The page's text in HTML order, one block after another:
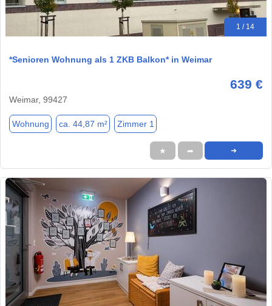
1 / 14
*Senioren Wohnung als 1 ZKB Balkon* in Weimar
639 €
Weimar, 99427
Wohnung ca. 44,87 m² Zimmer 1
★ ➦ ➜